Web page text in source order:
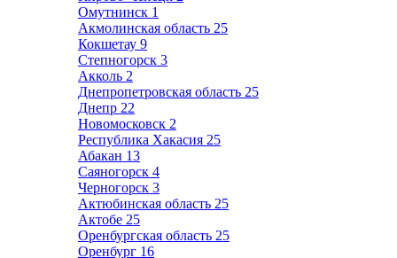
Омутнинск 1
Акмолинская область 25
Кокшетау 9
Степногорск 3
Акколь 2
Днепропетровская область 25
Днепр 22
Новомосковск 2
Республика Хакасия 25
Абакан 13
Саяногорск 4
Черногорск 3
Актюбинская область 25
Актобе 25
Оренбургская область 25
Оренбург 16